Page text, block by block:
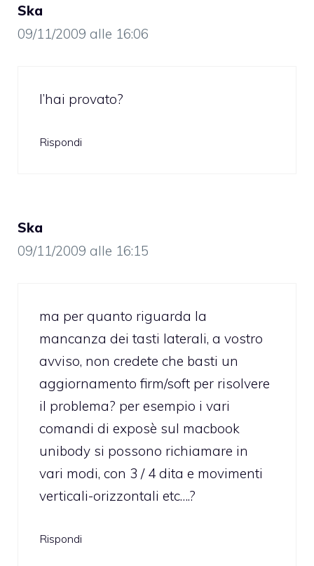
Ska
09/11/2009 alle 16:06
l’hai provato?
Rispondi
Ska
09/11/2009 alle 16:15
ma per quanto riguarda la
mancanza dei tasti laterali, a vostro
avviso, non credete che basti un
aggiornamento firm/soft per risolvere
il problema? per esempio i vari
comandi di exposè sul macbook
unibody si possono richiamare in
vari modi, con 3 / 4 dita e movimenti
verticali-orizzontali etc….?
Rispondi